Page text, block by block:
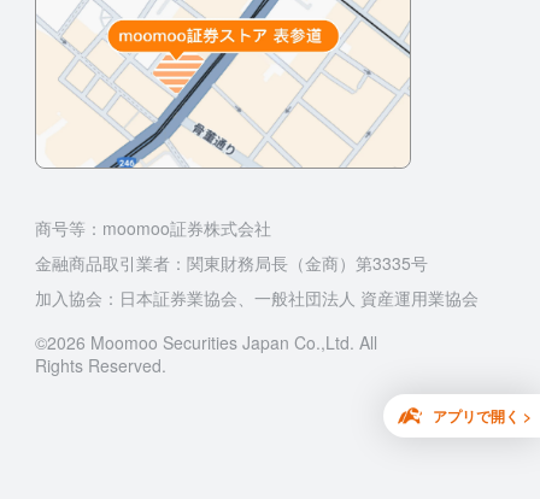
アプリで開く >
商号等：moomoo証券株式会社
金融商品取引業者：関東財務局長（金商）第3335号
加入協会：日本証券業協会、一般社団法人 資産運用業協会
©2026 Moomoo Securities Japan Co.,Ltd. All
Rights Reserved.